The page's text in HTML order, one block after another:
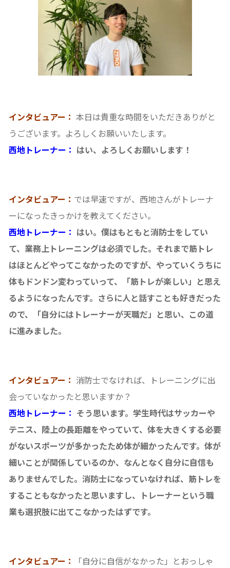
インタビュアー： 本日は貴重な時間をいただきありがと
うございます。よろしくお願いいたします。
西地トレーナー： はい、よろしくお願いします！
インタビュアー： では早速ですが、西地さんがトレーナ
ーになったきっかけを教えてください。
西地トレーナー： はい。僕はもともと消防士をしてい
て、業務上トレーニングは必須でした。それまで筋トレ
はほとんどやってこなかったのですが、やっていくうちに
体もドンドン変わっていって、「筋トレが楽しい」と思え
るようになったんです。さらに人と話すことも好きだった
ので、「自分にはトレーナーが天職だ」と思い、この道
に進みました。
インタビュアー： 消防士でなければ、トレーニングに出
会っていなかったと思いますか？
西地トレーナー： そう思います。学生時代はサッカーや
テニス、陸上の長距離をやっていて、体を大きくする必要
がないスポーツが多かったため体が細かったんです。体が
細いことが関係しているのか、なんとなく自分に自信も
ありませんでした。消防士になっていなければ、筋トレを
することもなかったと思いますし、トレーナーという職
業も選択肢に出てこなかったはずです。
インタビュアー：
「自分に自信がなかった」とおっしゃ